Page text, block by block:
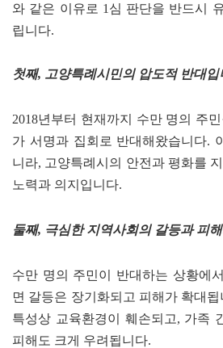
와 같은 이유로 1심 판단을 반드시
립니다.
첫째, 고양특례시민의 압도적 반대입
2018년부터 현재까지 수만 명의 주민
가 서명과 집회로 반대해왔습니다.
니라, 고양특례시의 안전과 평화를
노력과 의지입니다.
둘째, 극심한 지역사회의 갈등과 피
수만 명의 주민이 반대하는 상황에
면 갈등은 장기화되고 피해가 확대
특성상 교육환경이 훼손되고, 가족
피해도 크게 우려됩니다.